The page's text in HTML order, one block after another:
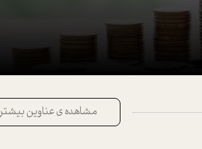
مشاهده ی عناوین بیشتر